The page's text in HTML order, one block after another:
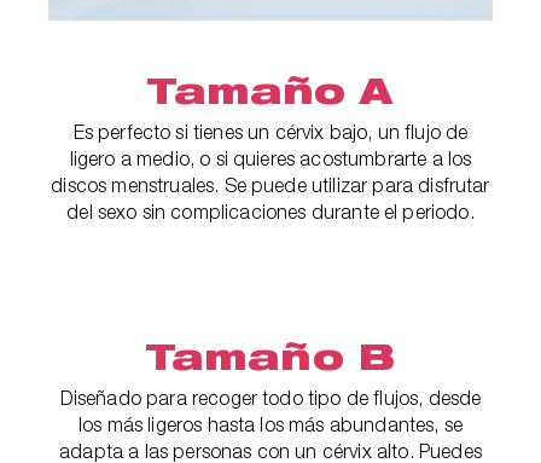
Tamaño A
Es perfecto si tienes un cérvix bajo, un flujo de
ligero a medio, o si quieres acostumbrarte a los
discos menstruales. Se puede utilizar para disfrutar
del sexo sin complicaciones durante el periodo.
Tamaño B
Diseñado para recoger todo tipo de flujos, desde
los más ligeros hasta los más abundantes, se
adapta a las personas con un cérvix alto. Puedes